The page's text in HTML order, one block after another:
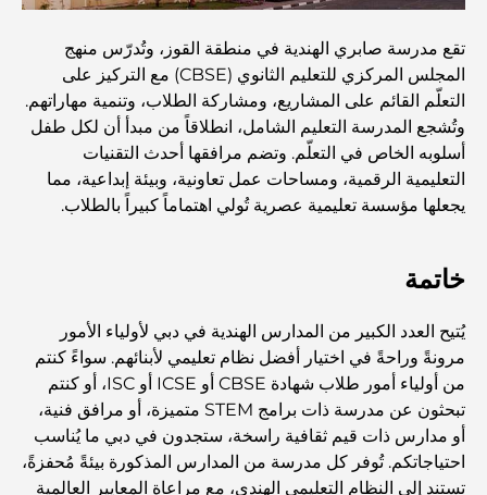
العمارة العثمانية: إرث غني من الفن والثقافة والإمبراطورية
كيف تختار مستشارًا ماليًا في دبي؟
أغلى الطائرات الخاصة: نظرة على عالم الرفاهية في عالم
أغلى خواتم الخطوبة في العالم
المدارس الهندية في دبي: الدليل الأمثل للآباء
Exploring The Most Iconic Landmarks In Abu
Dhabi
تقع مدرسة صابري الهندية في منطقة القوز، وتُدرّس منهج
المجلس المركزي للتعليم الثانوي (CBSE) مع التركيز على
التعلّم القائم على المشاريع، ومشاركة الطلاب، وتنمية مهاراتهم.
وتُشجع المدرسة التعليم الشامل، انطلاقاً من مبدأ أن لكل طفل
أسلوبه الخاص في التعلّم. وتضم مرافقها أحدث التقنيات
التعليمية الرقمية، ومساحات عمل تعاونية، وبيئة إبداعية، مما
يجعلها مؤسسة تعليمية عصرية تُولي اهتماماً كبيراً بالطلاب.
خاتمة
يُتيح العدد الكبير من المدارس الهندية في دبي لأولياء الأمور
مرونةً وراحةً في اختيار أفضل نظام تعليمي لأبنائهم. سواءً كنتم
من أولياء أمور طلاب شهادة CBSE أو ICSE أو ISC، أو كنتم
تبحثون عن مدرسة ذات برامج STEM متميزة، أو مرافق فنية،
أو مدارس ذات قيم ثقافية راسخة، ستجدون في دبي ما يُناسب
احتياجاتكم. تُوفر كل مدرسة من المدارس المذكورة بيئةً مُحفزةً،
تستند إلى النظام التعليمي الهندي، مع مراعاة المعايير العالمية